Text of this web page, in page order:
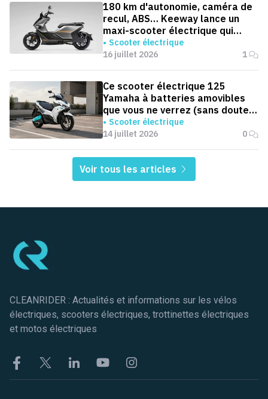
180 km d'autonomie, caméra de
recul, ABS… Keeway lance un
maxi-scooter électrique qui
défie le BMW CE 04
Scooter électrique
16 juillet 2026
1
Ce scooter électrique 125
Yamaha à batteries amovibles
que vous ne verrez (sans doute)
jamais en Europe
Scooter électrique
14 juillet 2026
0
Voir tous les articles
CLEANRIDER : Actualités et informations sur les vélos
électriques, scooters électriques, trottinettes électriques
et motos électriques
FacebookTwitter LinkekinYoutubeInstagram